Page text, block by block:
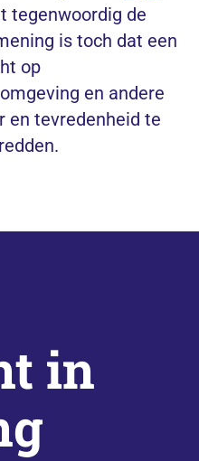
tegenwoordig de
is toch dat een
op
en andere
en tevredenheid te
in